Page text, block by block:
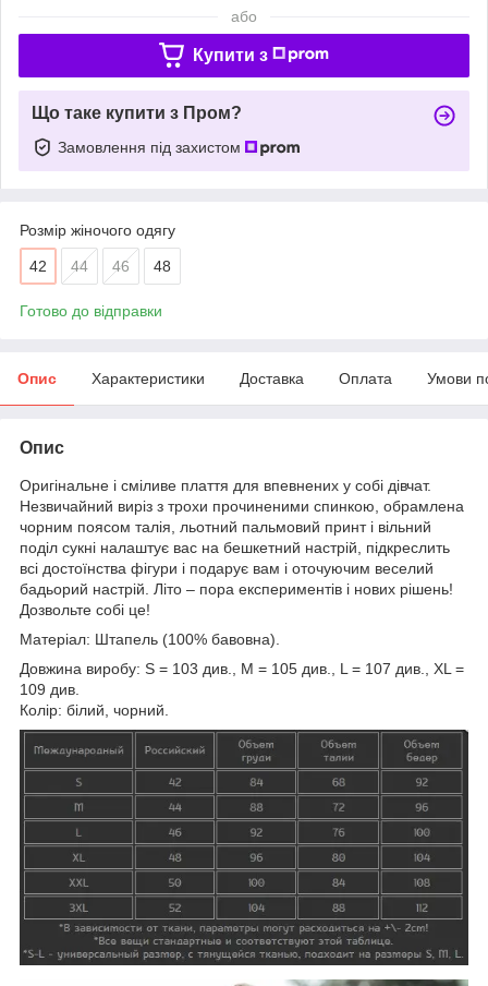
або
Купити з
Що таке купити з Пром?
Замовлення під захистом
Розмір жіночого одягу
42 44 46 48
Готово до відправки
Опис Характеристики Доставка Оплата Умови
Опис
Оригінальне і сміливе плаття для впевнених у собі дівчат.
Незвичайний виріз з трохи прочиненими спинкою, обрамлена
чорним поясом талія, льотний пальмовий принт і вільний
поділ сукні налаштує вас на бешкетний настрій, підкреслить
всі достоїнства фігури і подарує вам і оточуючим веселий
бадьорий настрій. Літо – пора експериментів і нових рішень!
Дозвольте собі це!
Матеріал: Штапель (100% бавовна).
Довжина виробу: S = 103 див., M = 105 див., L = 107 див., XL =
109 див.
Колір: білий, чорний.